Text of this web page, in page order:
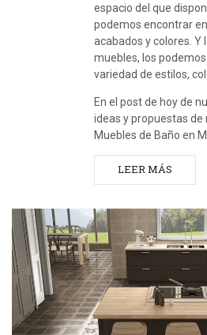
espacio del que
podemos encontrar
acabados y colores. Y
muebles, los
variedad de estilos,
En el post de hoy de
ideas y propuestas
Muebles de Baño en
LEER MÁS